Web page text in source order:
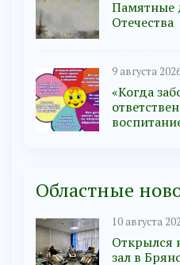
Памятные
Отечества
9 августа
«Когда
Областные
10 августа
Открылся
зал в